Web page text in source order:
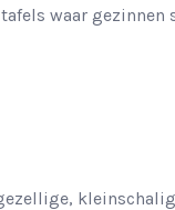
waar gezinnen